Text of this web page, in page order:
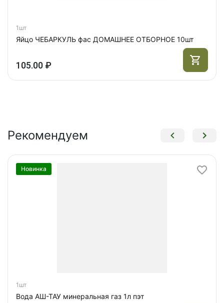
1шт
Яйцо ЧЕБАРКУЛЬ фас ДОМАШНЕЕ ОТБОРНОЕ 10шт
105.00 ₽
Рекомендуем
Новинка
1шт
Вода АШ-ТАУ минеральная газ 1л пэт